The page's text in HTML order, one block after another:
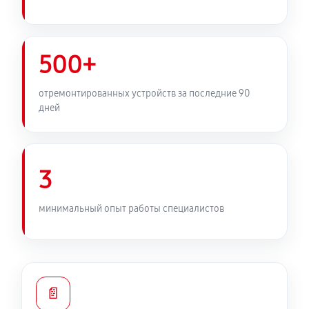
500+
отремонтированных устройств за последние 90
дней
3
минимальный опыт работы специалистов
📄